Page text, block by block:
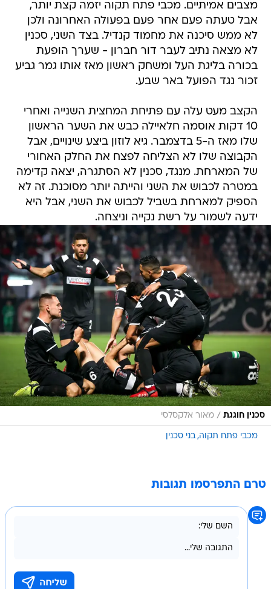
מצבים אמיתיים. מכבי פתח תקוה יזמה קצת יותר,
אבל טעתה פעם אחר פעם בפעולה האחרונה ולכן
לא ממש סיכנה את מחמוד קנדיל. בצד השני, סכנין
לא מצאה נתיב לעבר דור חברון - שערך הופעת
בכורה בליגת העל ומשחק ראשון מאז אותו גמר גביע
זכור נגד הפועל באר שבע.
הקצב מעט עלה עם פתיחת המחצית השנייה ואחרי
10 דקות אוסמה חלאיילה כבש את השער הראשון
שלו מאז ה-5 בדצמבר. גיא לוזון ביצע שינויים, אבל
הקבוצה שלו לא הצליחה לפצח את החלק האחורי
של המארחת. מנגד, סכנין לא הסתגרה, יצאה קדימה
במטרה לכבוש את השני והייתה יותר מסוכנת. זה לא
הספיק למארחת בשביל לכבוש את השני, אבל היא
ידעה לשמור על רשת נקייה וניצחה.
סכנין חוגגת / מאור אלקסלסי
מכבי פתח תקוה בני סכנין
טרם התפרסמו תגובות